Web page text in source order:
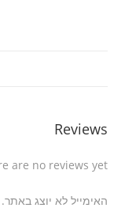
Reviews
are no reviews yet.
האימייל לא יוצג באתר.